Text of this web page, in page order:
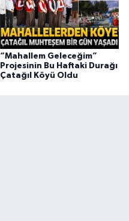
“Mahallem Geleceğim”
Projesinin Bu Haftaki Durağı
Çatağıl Köyü Oldu